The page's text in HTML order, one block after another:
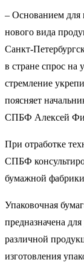
– Основанием для
нового вида
Санкт-
в стране спрос
стремление
поясняет
СПБФ Алексей
При отработке
СПБФ
бумажной
Упаковочная
предназначена
различной
изготовления